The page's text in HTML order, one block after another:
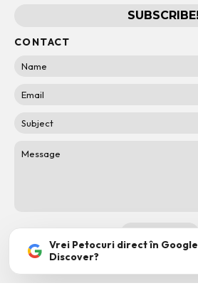
CONTACT
Vrei Petocuri direct în Google
Discover?